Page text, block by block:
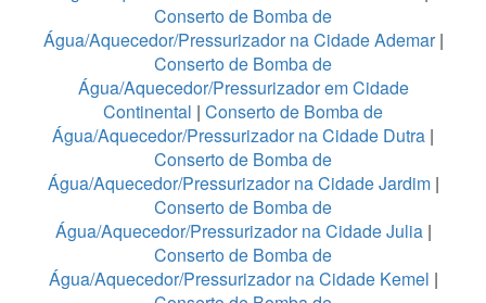
Conserto de Bomba de
Água/Aquecedor/Pressurizador na Cidade Ademar|
Conserto de Bomba de
Água/Aquecedor/Pressurizador em Cidade
Continental | Conserto de Bomba de
Água/Aquecedor/Pressurizador na Cidade Dutra |
Conserto de Bomba de
Água/Aquecedor/Pressurizador na Cidade Jardim|
Conserto de Bomba de
Água/Aquecedor/Pressurizador na Cidade Julia |
Conserto de Bomba de
Água/Aquecedor/Pressurizador na Cidade Kemel |